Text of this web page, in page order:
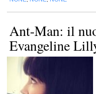
Ant-Man: il
Evangeline